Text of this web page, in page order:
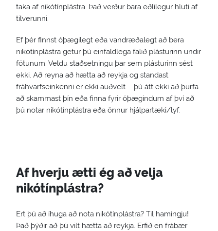
taka af nikótínplástra. Það verður bara eðlilegur hluti af
tilverunni.
Ef þér finnst óþægilegt eða vandræðalegt að bera
nikótínplástra getur þú einfaldlega falið plásturinn undir
fötunum. Veldu staðsetningu þar sem plásturinn sést
ekki. Að reyna að hætta að reykja og standast
fráhvarfseinkenni er ekki auðvelt – þú átt ekki að þurfa
að skammast þín eða finna fyrir óþægindum af því að
þú notar nikótínplástra eða önnur hjálpartæki/lyf.
Af hverju ætti ég að velja
nikótínplástra?
Ert þú að íhuga að nota nikótínplástra? Til hamingju!
Það þýðir að þú vilt hætta að reykja. Erfið en frábær